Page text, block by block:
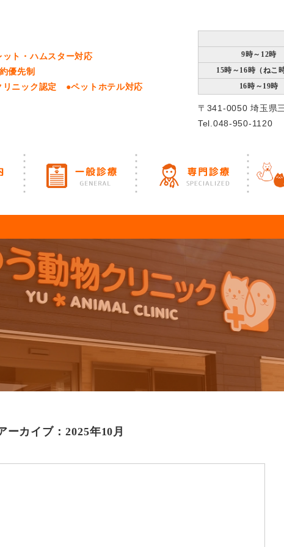
ト・ハムスター対応
優先制
リニック認定 ●ペットホテル対応
9時～12時
15時～16時（ねこ
16時～19時
〒341-0050 埼玉県
Tel.048-950-1120
ーカイブ：2025年10月